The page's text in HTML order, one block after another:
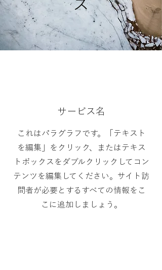
ス
サービス名
これはパラグラフです。「テキスト
を編集」をクリック、またはテキス
トボックスをダブルクリックしてコン
テンツを編集してください。サイト訪
問者が必要とするすべての情報をこ
こに追加しましょう。